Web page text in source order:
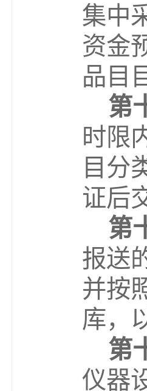
集中
资金
品目
第
时限
目分
证后
第
报送
并按
库，
第
仪器